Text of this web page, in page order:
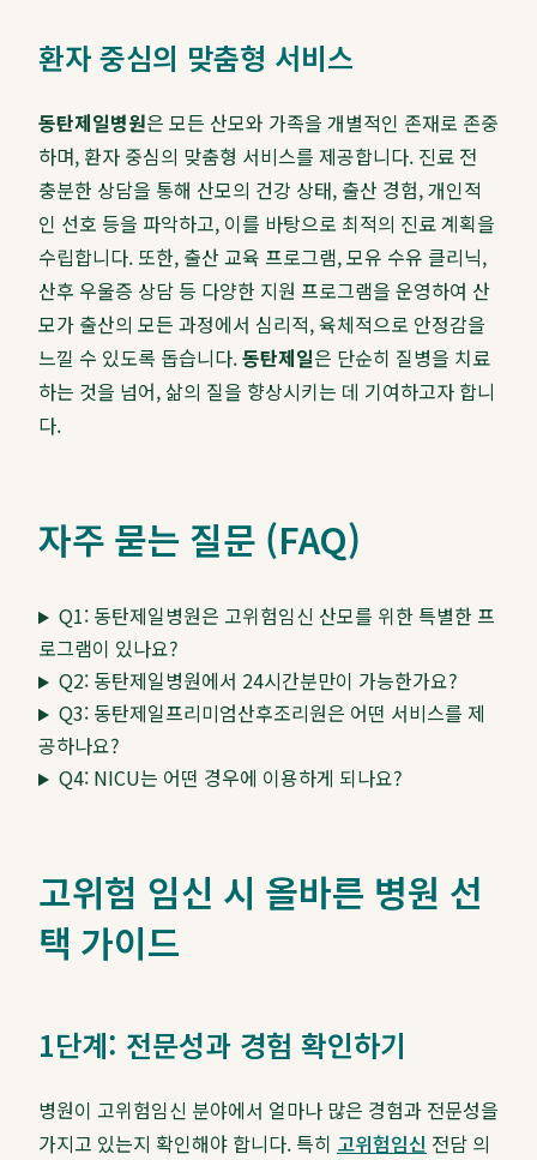
환자 중심의 맞춤형 서비스
동탄제일병원은 모든 산모와 가족을 개별적인 존재로 존중
하며, 환자 중심의 맞춤형 서비스를 제공합니다. 진료 전
충분한 상담을 통해 산모의 건강 상태, 출산 경험, 개인적
인 선호 등을 파악하고, 이를 바탕으로 최적의 진료 계획을
수립합니다. 또한, 출산 교육 프로그램, 모유 수유 클리닉,
산후 우울증 상담 등 다양한 지원 프로그램을 운영하여 산
모가 출산의 모든 과정에서 심리적, 육체적으로 안정감을
느낄 수 있도록 돕습니다.동탄제일은 단순히 질병을 치료
하는 것을 넘어, 삶의 질을 향상시키는 데 기여하고자 합니
다.
자주 묻는 질문 (FAQ)
Q1: 동탄제일병원은 고위험임신 산모를 위한 특별한 프
로그램이 있나요?
Q2: 동탄제일병원에서 24시간분만이 가능한가요?
Q3: 동탄제일프리미엄산후조리원은 어떤 서비스를 제
공하나요?
Q4: NICU는 어떤 경우에 이용하게 되나요?
고위험 임신 시 올바른 병원 선
택 가이드
1단계: 전문성과 경험 확인하기
병원이 고위험임신 분야에서 얼마나 많은 경험과 전문성을
가지고 있는지 확인해야 합니다. 특히 고위험임신 전담 의